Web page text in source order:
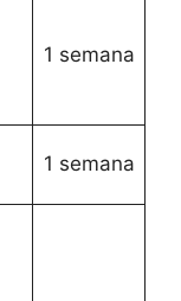
1 semana
1 semana